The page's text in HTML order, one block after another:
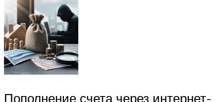
Пополнение счета через интернет-